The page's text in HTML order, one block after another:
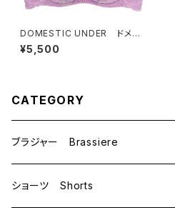
DOMESTIC UNDER ドメス
ティックアンダー シャンペトル
ブーケ ブラジャー（オーキッ
¥5,500
CATEGORY
ブラジャー Brassiere
B70
ショーツ Shorts